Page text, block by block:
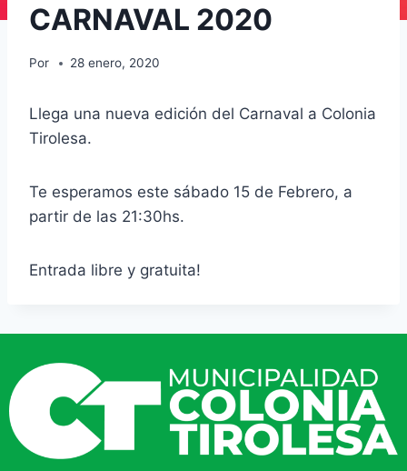
CARNAVAL 2020
Por 28 enero, 2020
Llega una nueva edición del Carnaval a Colonia
Tirolesa.
Te esperamos este sábado 15 de Febrero, a
partir de las 21:30hs.
Entrada libre y gratuita!